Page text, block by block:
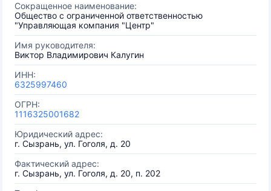
Сокращенное наименование:
Общество с ограниченной ответственностью
"Управляющая компания "Центр"
Имя руководителя:
Виктор Владимирович Калугин
ИНН:
6325997460
ОГРН:
1116325001682
Юридический адрес:
г. Сызрань, ул. Гоголя, д. 20
Фактический адрес:
г. Сызрань, ул. Гоголя, д. 20, п. 202